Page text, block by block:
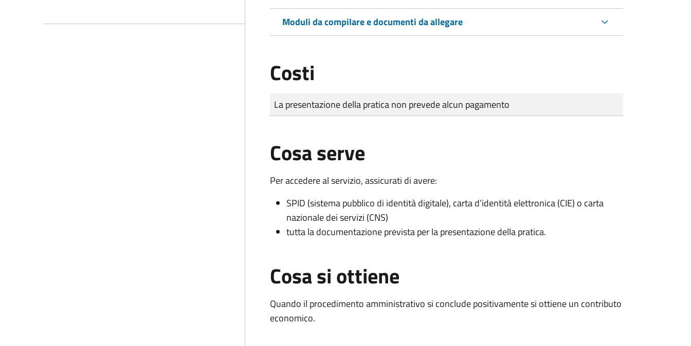
Moduli da compilare e documenti da allegare
Costi
Tipo di pagamento
Importo
La presentazione della pratica non prevede alcun pagamento
Cosa serve
Per accedere al servizio, assicurati di avere:
SPID (sistema pubblico di identità digitale), carta d’identità elettronica (CIE) o carta
nazionale dei servizi (CNS)
tutta la documentazione prevista per la presentazione della pratica.
Cosa si ottiene
Quando il procedimento amministrativo si conclude positivamente si ottiene un contributo
economico.